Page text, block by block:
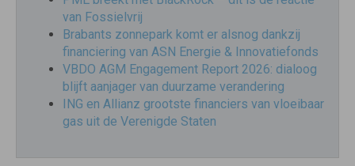
van Fossielvrij
Brabants zonnepark komt er alsnog dankzij
financiering van ASN Energie & Innovatiefonds
VBDO AGM Engagement Report 2026: dialoog
blijft aanjager van duurzame verandering
ING en Allianz grootste financiers van vloeibaar
gas uit de Verenigde Staten